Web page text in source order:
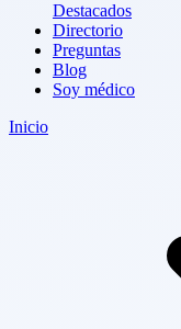
Destacados
Directorio
Preguntas
Blog
Soy médico
Inicio